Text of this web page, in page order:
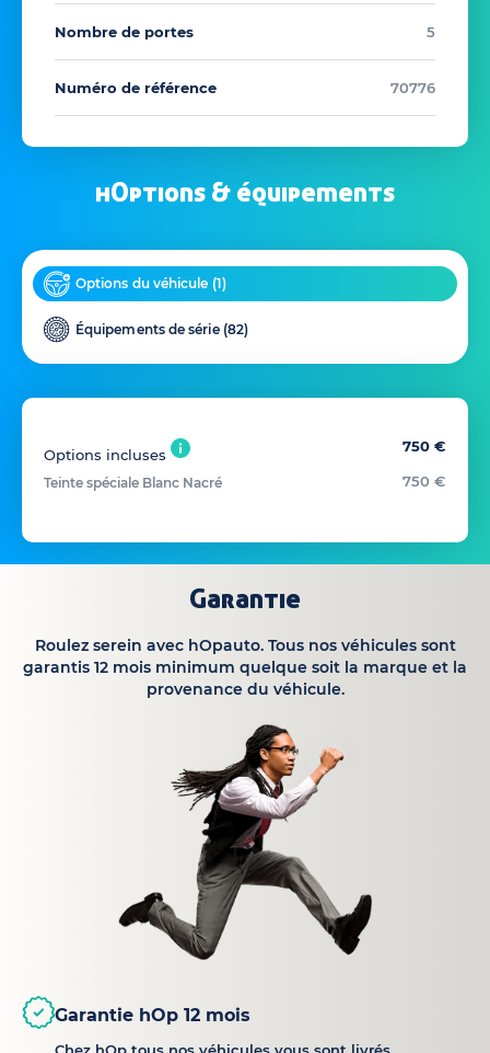
Nombre de portes 5
Numéro de référence 70776
hOptions & équipements
Options du véhicule (1)
Équipements de série (82)
Options incluses 750 €
Teinte spéciale Blanc Nacré 750 €
Garantie
Roulez serein avec hOpauto. Tous nos véhicules sont
garantis 12 mois minimum quelque soit la marque et la
provenance du véhicule.
Garantie hOp 12 mois